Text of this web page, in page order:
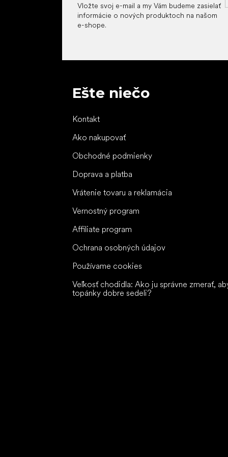
Vložte svoj e-mail a my Vám budeme zasielať
informácie o nových produktoch na našom
e-shope.
Ešte niečo
Kontakt
Ako nakupovať
Obchodné podmienky
Doprava a platba
Vrátenie tovaru a reklamácia
Vernostný program
Affiliate program
Ochrana osobných údajov
Používame cookies
Veľkosť chodidla: Ako ju správne zmerať,
topánky dobre sedeli?